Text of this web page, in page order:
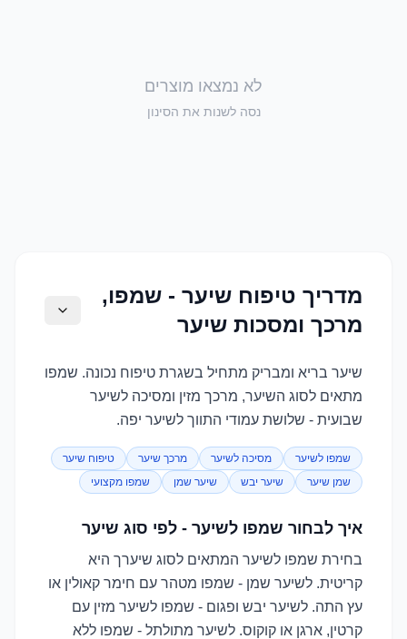
לא נמצאו מוצרים
נסה לשנות את הסינון
מדריך טיפוח שיער - שמפו,
מרכך ומסכות שיער
שיער בריא ומבריק מתחיל בשגרת טיפוח נכונה. שמפו
מתאים לסוג השיער, מרכך מזין ומסיכה לשיער
שבועית - שלושת עמודי התווך לשיער יפה.
שמפו לשיער מסיכה לשיער מרכך שיער
טיפוח שיער
שמן שיער
שיער יבש שיער שמן שמפו מקצועי
איך לבחור שמפו לשיער - לפי סוג שיער
בחירת שמפו לשיער המתאים לסוג שיערך היא
קריטית. לשיער שמן - שמפו מטהר עם חימר קאולין או
עץ התה. לשיער יבש ופגום - שמפו לשיער מזין עם
קרטין, ארגן או קוקוס. לשיער מתולתל - שמפו ללא